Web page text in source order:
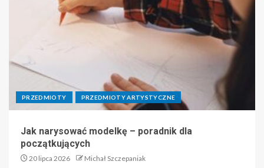
PRZEDMIOTY PRZEDMIOTY ARTYSTYCZNE
Jak narysować modelkę – poradnik dla
początkujących
20 lipca 2026 Michał Szczepaniak